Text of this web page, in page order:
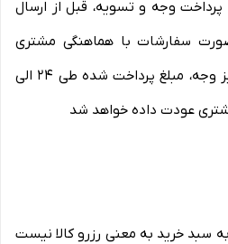
پرداخت وجه و تسویه، قبل از ارسال
سفارشات با هماهنگی مشتری
کنسل شده و در صورت واریز وجه، مبلغ پرداخت شده طی ۲۴ الی
به سبد خرید به معنی رزرو کالا نیست